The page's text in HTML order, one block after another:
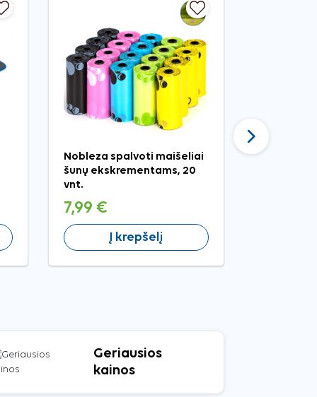
Nobleza spalvoti maišeliai
šunų ekskrementams, 20
vnt.
7,99 €
Į krepšelį
Geriausios
kainos